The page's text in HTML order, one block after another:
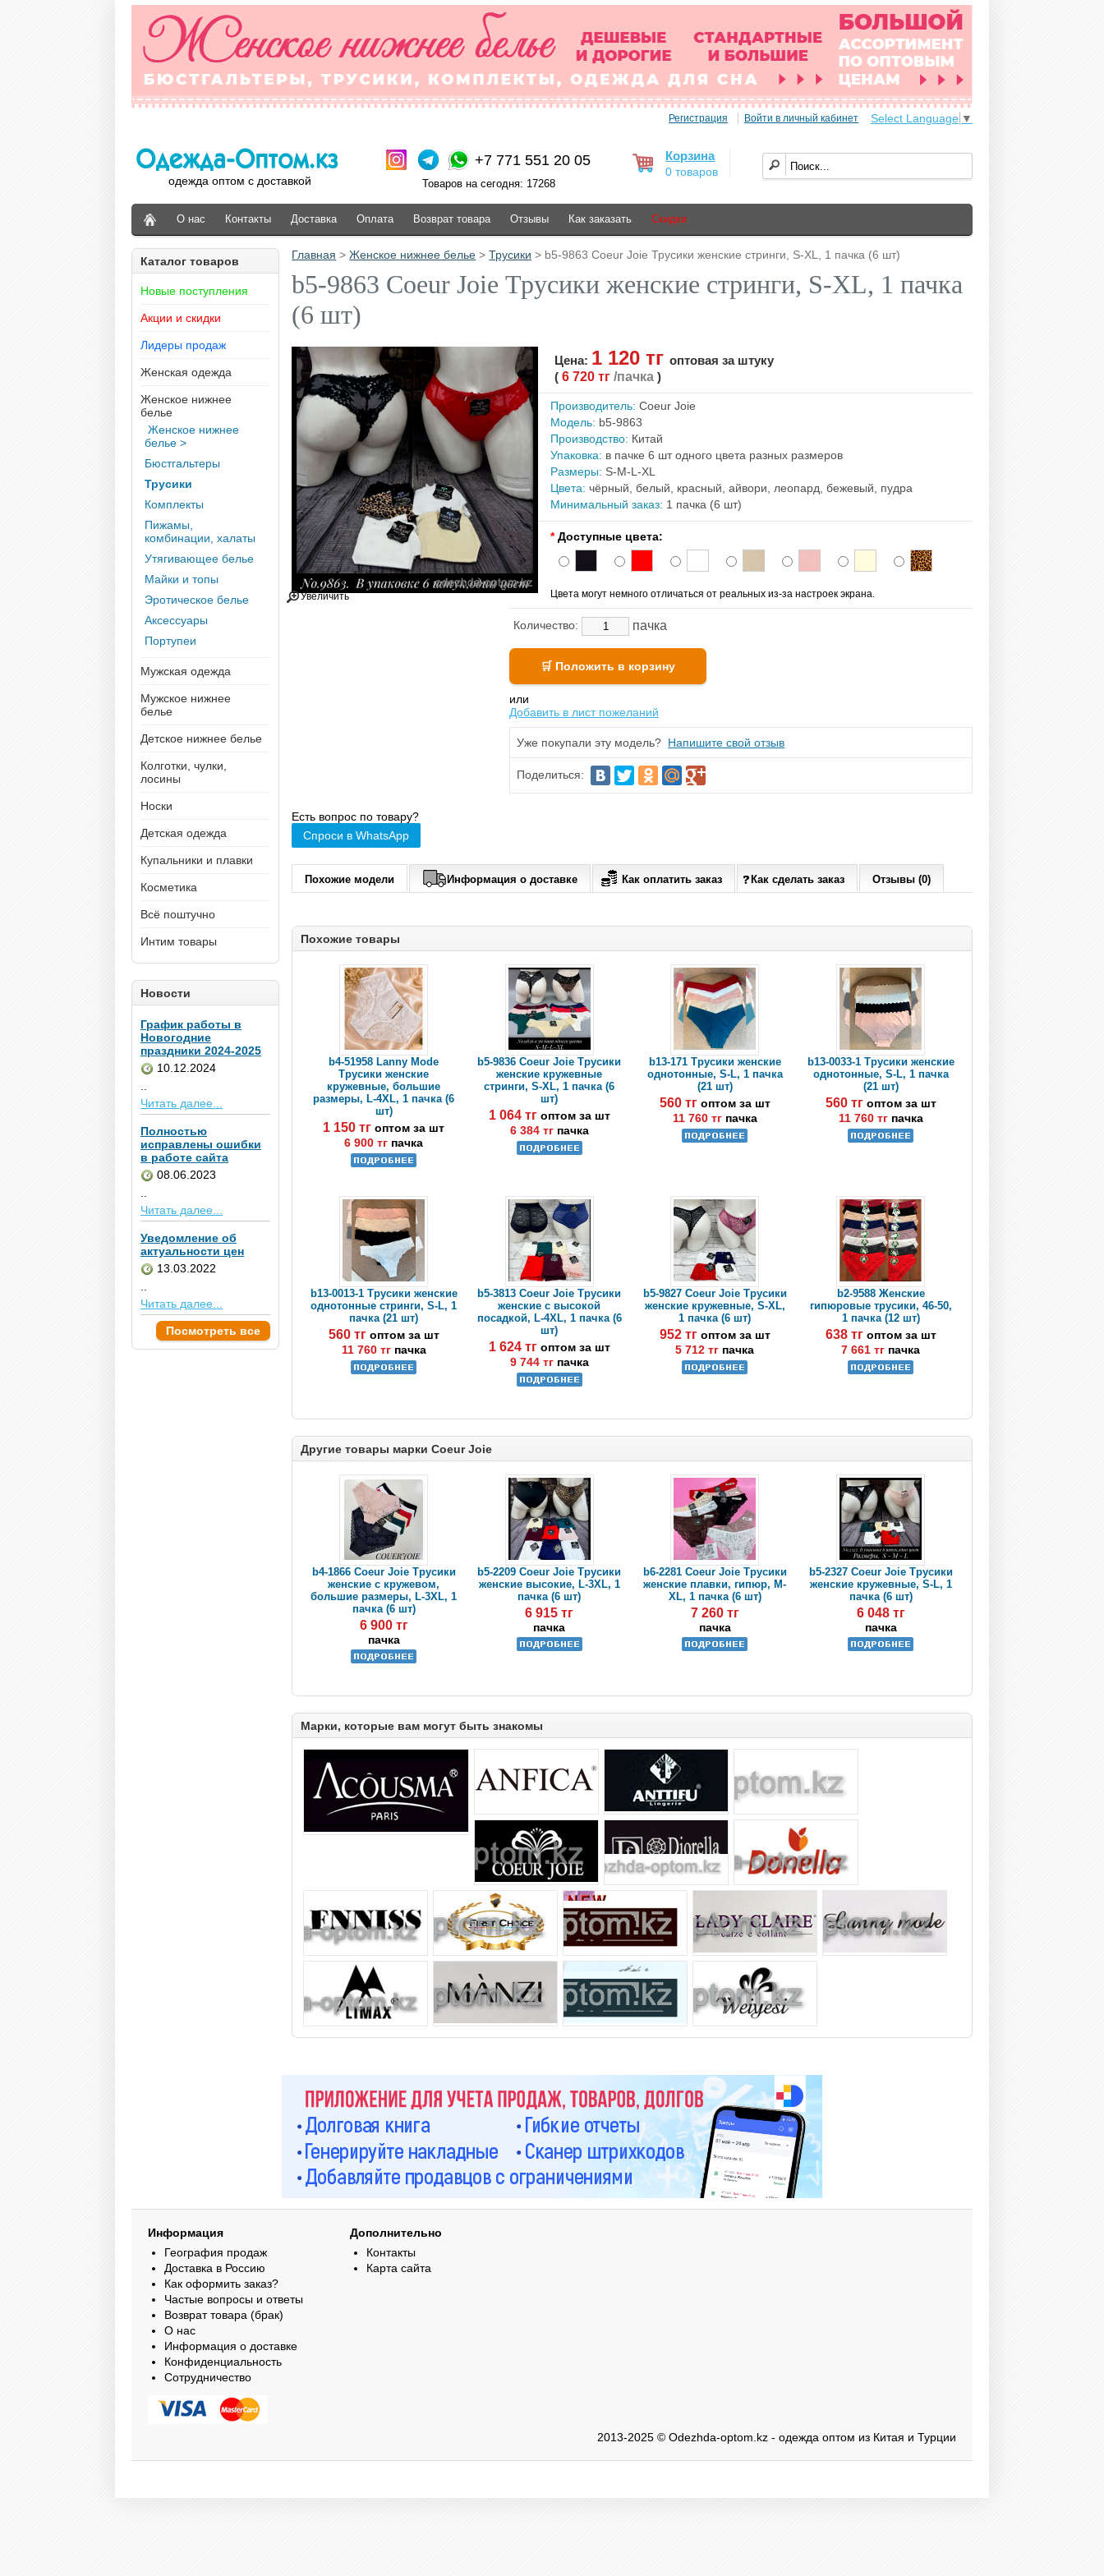
Регистрация Войти в личный кабинет Select Language ▼
одежда оптом с доставкой
+7 771 551 20 05
Товаров на сегодня: 17268
Корзина
0 товаров
О нас Контакты Доставка Оплата Возврат товара Отзывы Как заказать Скидки
Каталог товаров
Новые поступления
Акции и скидки
Лидеры продаж
Женская одежда
Женское нижнее
белье
Женское нижнее
белье >
Бюстгальтеры
Трусики
Комплекты
Пижамы,
комбинации, халаты
Утягивающее белье
Майки и топы
Эротическое белье
Аксессуары
Портупеи
Мужская одежда
Мужское нижнее
белье
Детское нижнее белье
Колготки, чулки,
лосины
Носки
Детская одежда
Купальники и плавки
Косметика
Всё поштучно
Интим товары
Главная >Женское нижнее белье >Трусики > b5-9863 Coeur Joie Трусики женские стринги, S-XL, 1 пачка (6 шт)
b5-9863 Coeur Joie Трусики женские стринги, S-XL, 1 пачка
(6 шт)
Увеличить
Цена: 1 120 тгоптовая за штуку
(6 720 тг/пачка)
Производитель: Coeur Joie
Модель: b5-9863
Производство: Китай
Упаковка: в пачке 6 шт одного цвета разных размеров
Размеры: S-M-L-XL
Цвета: чёрный, белый, красный, айвори, леопард, бежевый, пудра
Минимальный заказ: 1 пачка (6 шт)
* Доступные цвета:
Цвета могут немного отличаться от реальных из-за настроек экрана.
Количество: пачка
или
Добавить в лист пожеланий
Уже покупали эту модель? Напишите свой отзыв
Поделиться:
Есть вопрос по товару?
Спроси в WhatsApp
Похожие модели Информация о доставке Как оплатить заказ Как сделать заказ Отзывы (0)
Похожие товары
b4-51958 Lanny Mode
Трусики женские
кружевные, большие
размеры, L-4XL, 1 пачка (6
шт)
1 150 тгоптом за шт
6 900 тг пачка
b5-9836 Coeur Joie Трусики
женские кружевные
стринги, S-XL, 1 пачка (6
шт)
1 064 тг оптом за шт
6 384 тг пачка
b13-171 Трусики женские
однотонные, S-L, 1 пачка
(21 шт)
560 тг оптом за шт
11 760 тг пачка
b13-0033-1 Трусики женские
однотонные, S-L, 1 пачка
(21 шт)
560 тг оптом за шт
11 760 тг пачка
b13-0013-1 Трусики женские
однотонные стринги, S-L, 1
пачка (21 шт)
560 тг оптом за шт
11 760 тг пачка
b5-3813 Coeur Joie Трусики
женские с высокой
посадкой, L-4XL, 1 пачка (6
шт)
1 624 тг оптом за шт
9 744 тг пачка
b5-9827 Coeur Joie Трусики
женские кружевные, S-XL,
1 пачка (6 шт)
952 тг оптом за шт
5 712 тг пачка
b2-9588 Женские
гипюровые трусики, 46-50,
1 пачка (12 шт)
638 тг оптом за шт
7 661 тг пачка
Другие товары марки Coeur Joie
b4-1866 Coeur Joie Трусики
женские с кружевом,
большие размеры, L-3XL, 1
пачка (6 шт)
6 900 тг
пачка
b5-2209 Coeur Joie Трусики
женские высокие, L-3XL, 1
пачка (6 шт)
6 915 тг
пачка
b6-2281 Coeur Joie Трусики
женские плавки, гипюр, M-
XL, 1 пачка (6 шт)
7 260 тг
пачка
b5-2327 Coeur Joie Трусики
женские кружевные, S-L, 1
пачка (6 шт)
6 048 тг
пачка
Марки, которые вам могут быть знакомы
Новости
График работы в
Новогодние
праздники 2024-2025
10.12.2024
..
Читать далее...
Полностью
исправлены ошибки
в работе сайта
08.06.2023
..
Читать далее...
Уведомление об
актуальности цен
13.03.2022
..
Читать далее...
Посмотреть все
Информация
География продаж
Доставка в Россию
Как оформить заказ?
Частые вопросы и ответы
Возврат товара (брак)
О нас
Информация о доставке
Конфиденциальность
Сотрудничество
Дополнительно
Контакты
Карта сайта
2013-2025 © Odezhda-optom.kz - одежда оптом из Китая и Турции